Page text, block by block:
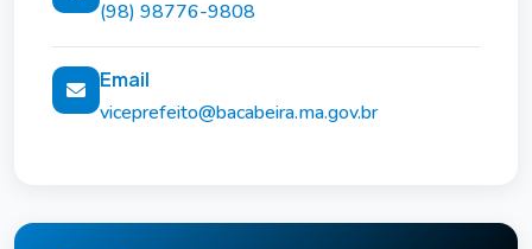
municipais.
Participar de reuniões do governo
públicas.
(98) 98776-9808
Email
viceprefeito@bacabeira.ma.gov.br